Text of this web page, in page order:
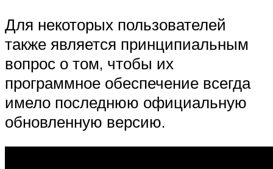
Для некоторых пользователей
также является принципиальным
вопрос о том, чтобы их
программное обеспечение всегда
имело последнюю официальную
обновленную версию.